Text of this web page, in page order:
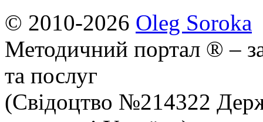
© 2010-2026 Oleg Soroka
Методичний портал ® –
та послуг
(Свідоцтво №214322